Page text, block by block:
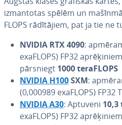
iz­man­to­tas spēlēm un
FLOPS rā­dī­tā­jiem, pat ja tie ne
NVIDIA RTX 4090:
exaFLOPS) FP32
pārsniegt 1000 teraFLOPS
NVIDIA H100SXM:
(0,000989 exaFLOPS)
NVIDIA A30: Aptuveni 10,3
exaFLOPS) FP32 ap­rē­ķi­niem